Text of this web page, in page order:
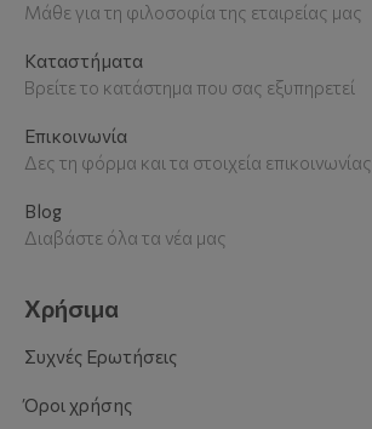
Μάθε για τη φιλοσοφία της εταιρείας μας
Καταστήματα
Βρείτε το κατάστημα που σας εξυπηρετεί
Επικοινωνία
Δες τη φόρμα και τα στοιχεία επικοινωνίας
Blog
Διαβάστε όλα τα νέα μας
Χρήσιμα
Συχνές Ερωτήσεις
Όροι χρήσης